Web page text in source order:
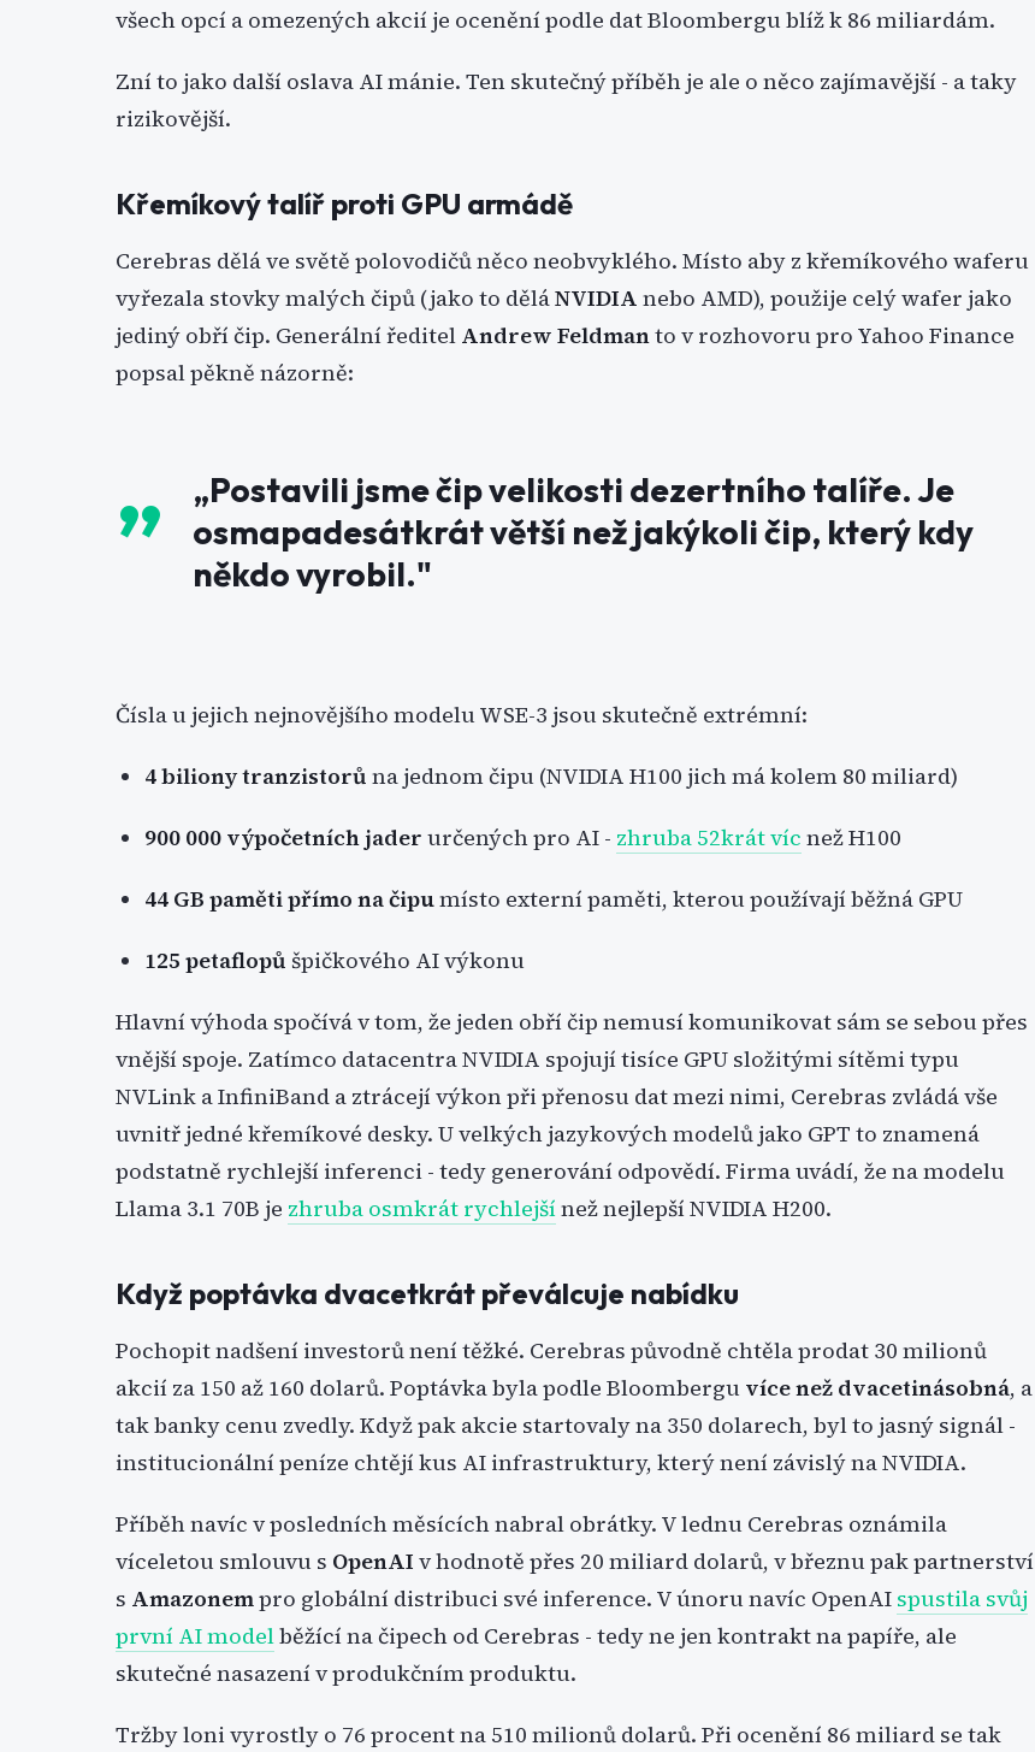
všech opcí a omezených akcií je ocenění podle dat Bloombergu blíž k 86 miliardám.
Zní to jako další oslava AI mánie. Ten skutečný příběh je ale o něco zajímavější - a taky
rizikovější.
Křemíkový talíř proti GPU armádě
Cerebras dělá ve světě polovodičů něco neobvyklého. Místo aby z křemíkového waferu
vyřezala stovky malých čipů (jako to děláNVIDIA nebo AMD), použije celý wafer jako
jediný obří čip. Generální ředitel Andrew Feldmanto v rozhovoru pro Yahoo Finance
popsal pěkně názorně:
„Postavili jsme čip velikosti dezertního talíře. Je
osmapadesátkrát větší než jakýkoli čip, který kdy
někdo vyrobil."
Čísla u jejich nejnovějšího modelu WSE-3 jsou skutečně extrémní:
4 biliony tranzistorů na jednom čipu (NVIDIA H100 jich má kolem 80 miliard)
900 000 výpočetních jader určených pro AI - zhruba 52krát víc než H100
44 GB paměti přímo na čipumísto externí paměti, kterou používají běžná GPU
125 petaflopů špičkového AI výkonu
Hlavní výhoda spočívá v tom, že jeden obří čip nemusí komunikovat sám se sebou přes
vnější spoje. Zatímco datacentra NVIDIA spojují tisíce GPU složitými sítěmi typu
NVLink a InfiniBand a ztrácejí výkon při přenosu dat mezi nimi, Cerebras zvládá vše
uvnitř jedné křemíkové desky. U velkých jazykových modelů jako GPT to znamená
podstatně rychlejší inferenci - tedy generování odpovědí. Firma uvádí, že na modelu
Llama 3.1 70B je zhruba osmkrát rychlejšínež nejlepší NVIDIA H200.
Když poptávka dvacetkrát převálcuje nabídku
Pochopit nadšení investorů není těžké. Cerebras původně chtěla prodat 30 milionů
akcií za 150 až 160 dolarů. Poptávka byla podle Bloombergu více než dvacetinásobná, a
tak banky cenu zvedly. Když pak akcie startovaly na 350 dolarech, byl to jasný signál -
institucionální peníze chtějí kus AI infrastruktury, který není závislý na NVIDIA.
Příběh navíc v posledních měsících nabral obrátky. V lednu Cerebras oznámila
víceletou smlouvu s OpenAI v hodnotě přes 20 miliard dolarů, v březnu pak partnerství
s Amazonempro globální distribuci své inference. V únoru navíc OpenAI spustila svůj
první AI modelběžící na čipech od Cerebras - tedy ne jen kontrakt na papíře, ale
skutečné nasazení v produkčním produktu.
Tržby loni vyrostly o 76 procent na 510 milionů dolarů. Při ocenění 86 miliard se tak